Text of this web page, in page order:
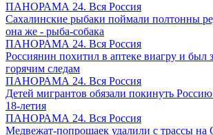
ПАНОРАМА 24. Вся Россия
Сахалинские рыбаки поймали полтонны
она же - рыба-собака
ПАНОРАМА 24. Вся Россия
Россиянин похитил в аптеке виагру и был
горячим следам
ПАНОРАМА 24. Вся Россия
Детей мигрантов обязали покинуть
18-летия
ПАНОРАМА 24. Вся Россия
Медвежат-попрошаек удалили с трассы на